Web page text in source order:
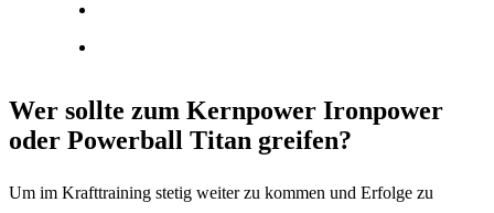
Wer sollte zum Kernpower Ironpower
oder Powerball Titan greifen?
Um im Krafttraining stetig weiter zu kommen und Erfolge zu